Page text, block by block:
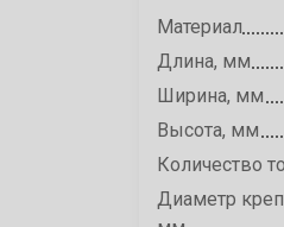
Материал
Длина, мм
Ширина, мм
Высота, мм
Количество
Диаметр